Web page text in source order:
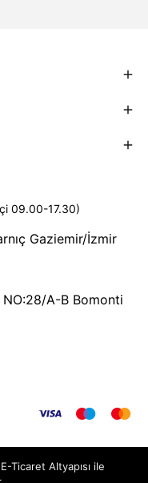
09.00-17.30)
Gaziemir/İzmir
A-B Bomonti
Ticaret Altyapısı ile